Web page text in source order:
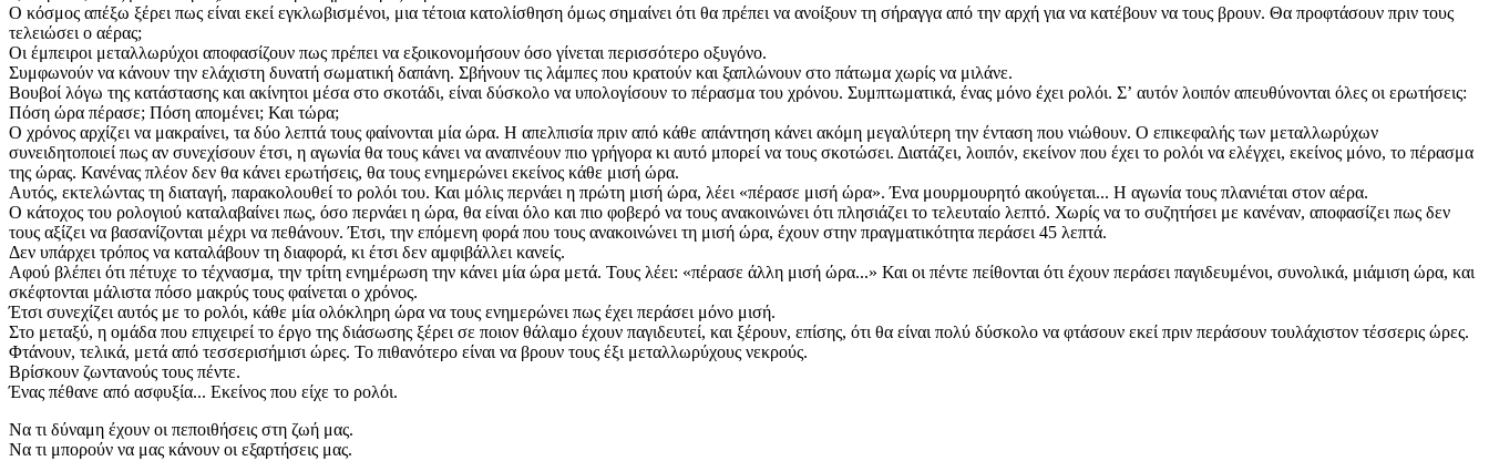
Ο κόσμος απέξω ξέρει πως είναι εκεί εγκλωβισμένοι, μια τέτοια κατολίσθηση όμως σημαίνει ότι θα πρέπει να ανοίξουν τη σήραγγα από την αρχή για να κατέβουν να τους βρουν. Θα προφτάσουν πριν τους
τελειώσει ο αέρας;
Οι έμπειροι μεταλλωρύχοι αποφασίζουν πως πρέπει να εξοικονομήσουν όσο γίνεται περισσότερο οξυγόνο.
Συμφωνούν να κάνουν την ελάχιστη δυνατή σωματική δαπάνη. Σβήνουν τις λάμπες που κρατούν και ξαπλώνουν στο πάτωμα χωρίς να μιλάνε.
Βουβοί λόγω της κατάστασης και ακίνητοι μέσα στο σκοτάδι, είναι δύσκολο να υπολογίσουν το πέρασμα του χρόνου. Συμπτωματικά, ένας μόνο έχει ρολόι. Σʼ αυτόν λοιπόν απευθύνονται όλες οι ερωτήσεις:
Πόση ώρα πέρασε; Πόση απομένει; Και τώρα;
Ο χρόνος αρχίζει να μακραίνει, τα δύο λεπτά τους φαίνονται μία ώρα. Η απελπισία πριν από κάθε απάντηση κάνει ακόμη μεγαλύτερη την ένταση που νιώθουν. Ο επικεφαλής των μεταλλωρύχων
συνειδητοποιεί πως αν συνεχίσουν έτσι, η αγωνία θα τους κάνει να αναπνέουν πιο γρήγορα κι αυτό μπορεί να τους σκοτώσει. Διατάζει, λοιπόν, εκείνον που έχει το ρολόι να ελέγχει, εκείνος μόνο, το πέρασμα
της ώρας. Κανένας πλέον δεν θα κάνει ερωτήσεις, θα τους ενημερώνει εκείνος κάθε μισή ώρα.
Αυτός, εκτελώντας τη διαταγή, παρακολουθεί το ρολόι του. Και μόλις περνάει η πρώτη μισή ώρα, λέει «πέρασε μισή ώρα». Ένα μουρμουρητό ακούγεται... Η αγωνία τους πλανιέται στον αέρα.
Ο κάτοχος του ρολογιού καταλαβαίνει πως, όσο περνάει η ώρα, θα είναι όλο και πιο φοβερό να τους ανακοινώνει ότι πλησιάζει το τελευταίο λεπτό. Χωρίς να το συζητήσει με κανέναν, αποφασίζει πως δεν
τους αξίζει να βασανίζονται μέχρι να πεθάνουν. Έτσι, την επόμενη φορά που τους ανακοινώνει τη μισή ώρα, έχουν στην πραγματικότητα περάσει 45 λεπτά.
Δεν υπάρχει τρόπος να καταλάβουν τη διαφορά, κι έτσι δεν αμφιβάλλει κανείς.
Αφού βλέπει ότι πέτυχε το τέχνασμα, την τρίτη ενημέρωση την κάνει μία ώρα μετά. Τους λέει: «πέρασε άλλη μισή ώρα...» Και οι πέντε πείθονται ότι έχουν περάσει παγιδευμένοι, συνολικά, μιάμιση ώρα, και
σκέφτονται μάλιστα πόσο μακρύς τους φαίνεται ο χρόνος.
Έτσι συνεχίζει αυτός με το ρολόι, κάθε μία ολόκληρη ώρα να τους ενημερώνει πως έχει περάσει μόνο μισή.
Στο μεταξύ, η ομάδα που επιχειρεί το έργο της διάσωσης ξέρει σε ποιον θάλαμο έχουν παγιδευτεί, και ξέρουν, επίσης, ότι θα είναι πολύ δύσκολο να φτάσουν εκεί πριν περάσουν τουλάχιστον τέσσερις ώρες.
Φτάνουν, τελικά, μετά από τεσσερισήμισι ώρες. Το πιθανότερο είναι να βρουν τους έξι μεταλλωρύχους νεκρούς.
Βρίσκουν ζωντανούς τους πέντε.
Ένας πέθανε από ασφυξία... Εκείνος που είχε το ρολόι.
Να τι δύναμη έχουν οι πεποιθήσεις στη ζωή μας.
Να τι μπορούν να μας κάνουν οι εξαρτήσεις μας.